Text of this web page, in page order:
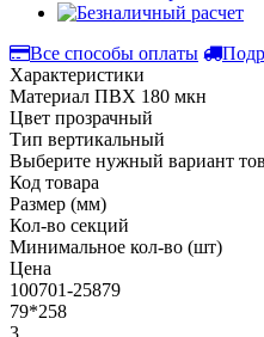
Все способы оплаты
Характеристики
Материал ПВХ 180 мкн
Цвет прозрачный
Тип вертикальный
Выберите нужный вариант
Код товара
Размер (мм)
Кол-во секций
Минимальное кол-во (шт)
Цена
100701-25879
79*258